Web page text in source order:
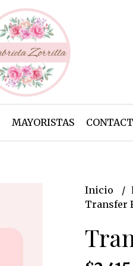
MAYORISTAS
Inicio
Transfer